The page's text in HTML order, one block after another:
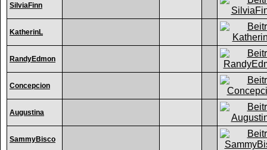
SilviaFinn
KatherinL
RandyEdmon
Concepcion
Augustina
SammyBisco